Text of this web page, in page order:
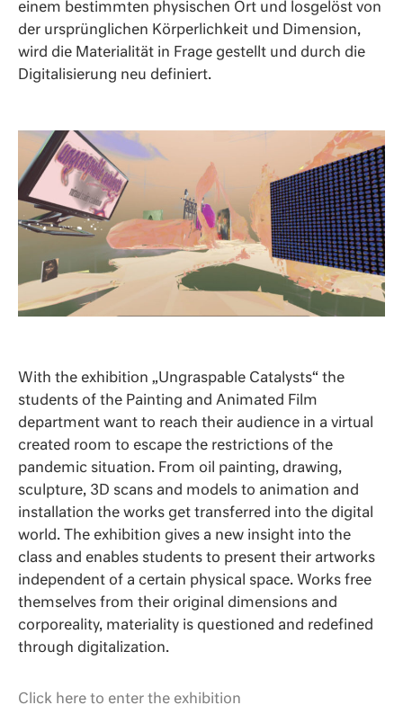
einem bestimmten physischen Ort und losgelöst von
der ursprünglichen Körperlichkeit und Dimension,
wird die Materialität in Frage gestellt und durch die
Digitalisierung neu definiert.
With the exhibition „Ungraspable Catalysts“ the
students of the Painting and Animated Film
department want to reach their audience in a virtual
created room to escape the restrictions of the
pandemic situation. From oil painting, drawing,
sculpture, 3D scans and models to animation and
installation the works get transferred into the digital
world. The exhibition gives a new insight into the
class and enables students to present their artworks
independent of a certain physical space. Works free
themselves from their original dimensions and
corporeality, materiality is questioned and redefined
through digitalization.
Click here to enter the exhibition